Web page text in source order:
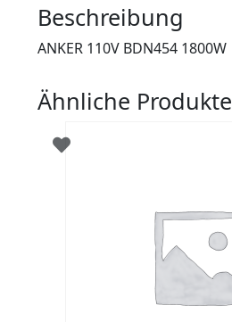
Beschreibung
ANKER 110V BDN454 1800W
Ähnliche Produkte